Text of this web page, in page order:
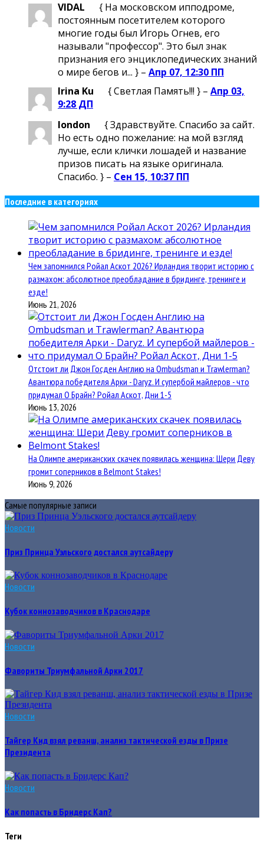
VIDAL
{ На московском ипподроме,
постоянным посетителем которого
многие годы был Игорь Огнев, его
называли "профессор". Это был знак
признания его энциклопедических знаний
о мире бегов и... } – Апр 07, 12:30 ПП
Irina Ku
{ Светлая Память!!! } – Апр 03,
9:28 ДП
london
{ Здравствуйте. Спасибо за сайт.
Но есть одно пожелание: на мой взгляд
лучше, если клички лошадей и название
призов писать на языке оригинала.
Спасибо. } – Сен 15, 10:37 ПП
Последние в категориях
Чем запомнился Ройал Аскот 2026? Ирландия творит историю с
размахом: абсолютное преобладание в бридинге, тренинге и
езде!
Июнь 21, 2026
Отстоит ли Джон Госден Англию на Ombudsman и Trawlerman?
Авантюра победителя Арки - Daryz. И супербой майлеров - что
придумал О Брайн? Ройал Аскот, Дни 1-5
Июнь 13, 2026
На Олимпе американских скачек появилась женщина: Шери Деву
громит соперников в Belmont Stakes!
Июнь 9, 2026
Самые популярные записи
Новости
Приз Принца Уэльского достался аутсайдеру
Новости
Кубок коннозаводчиков в Краснодаре
Новости
Фавориты Триумфальной Арки 2017
Новости
Тайгер Кид взял реванш, анализ тактической езды в Призе
Президента
Новости
Как попасть в Бридерс Кап?
Теги